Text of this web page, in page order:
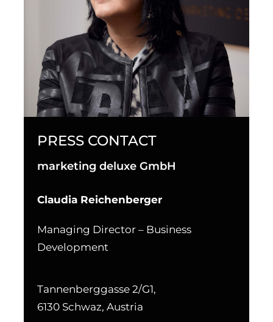
PRESS CONTACT
marketing deluxe GmbH
Claudia Reichenberger
Managing Director – Business
Development
Tannenberggasse 2/G1,
6130 Schwaz, Austria